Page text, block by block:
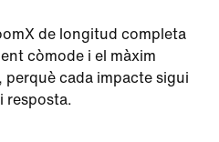
de longitud completa
còmode i el màxim
perquè cada impacte sigui
resposta.